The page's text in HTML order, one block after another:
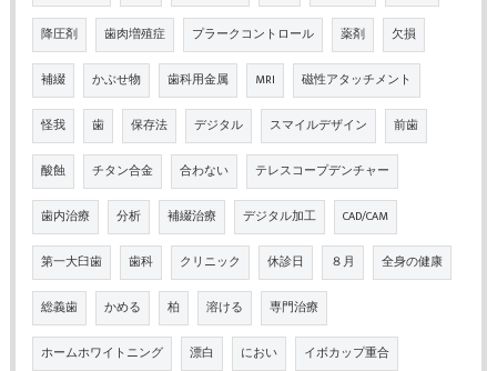
降圧剤 歯肉増殖症 プラークコントロール 薬剤 欠損
補綴 かぶせ物 歯科用金属 MRI 磁性アタッチメント
怪我 歯 保存法 デジタル スマイルデザイン 前歯
酸蝕 チタン合金 合わない テレスコープデンチャー
歯内治療 分析 補綴治療 デジタル加工 CAD/CAM
第一大臼歯 歯科 クリニック 休診日 ８月 全身の健康
総義歯 かめる 柏 溶ける 専門治療
ホームホワイトニング 漂白 におい イボカップ重合